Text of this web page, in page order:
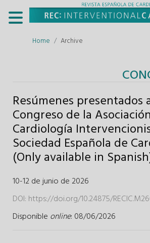
Home Archive
Resúmenes presentados
Congreso de la
Cardiología
Sociedad Española de
(Only available in
10-12 de junio de 2026
DOI: https://doi.org/10.24875/
Disponible online: 08/06/2026